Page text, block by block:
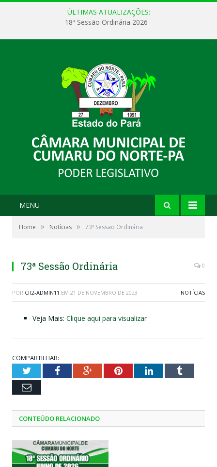
ÚLTIMAS ATUALIZAÇÕES:
18ª Sessão Ordinária 2026
MENU
Home » Notícias » 73ª Sessão Ordinária
73ª Sessão Ordinária 0
POR CR2-ADMIN11 EM 21 DE NOVEMBRO DE 2023 NOTÍCIAS
Veja Mais: Clique aqui para visualizar
COMPARTILHAR:
TwitterFacebookGoogle+PinterestLinkedInTumblr
Email
CONTEÚDO RELACIONADO